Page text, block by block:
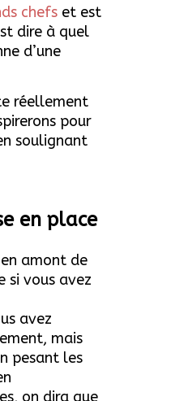
chefset est
dire à quel
d’une
réellement
pour
soulignant
en place
amont de
si vous avez
avez
mais
pesant les
on dira que